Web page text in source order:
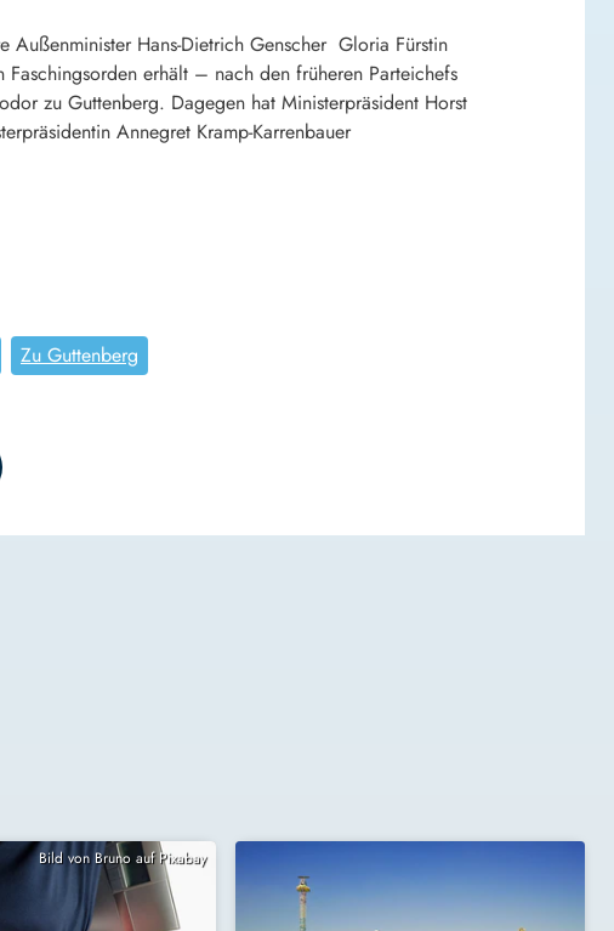
Außenminister Hans-Dietrich Genscher Gloria Fürstin
erhält – nach den früheren Parteichefs
zu Guttenberg. Dagegen hat Ministerpräsident Horst
Annegret Kramp-Karrenbauer
Zu Guttenberg
Bild von Bruno auf Pixabay